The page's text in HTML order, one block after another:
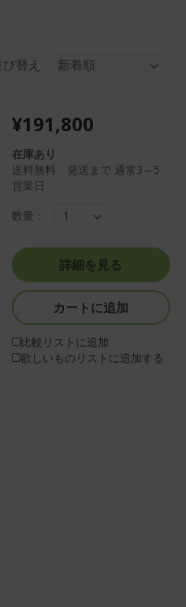
替え
¥191,800
在庫あり
送料無料 発送まで 通常3～5
営業日
数量：
詳細を見る
カートに追加
比較リストに追加
欲しいものリストに追加する